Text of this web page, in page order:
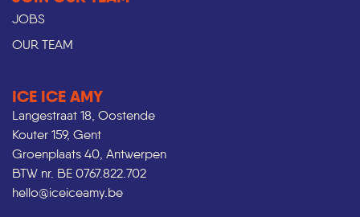
JOBS
OUR TEAM
ICE ICE AMY
Langestraat 18, Oostende
Kouter 159, Gent
Groenplaats 40, Antwerpen
BTW nr. BE 0767.822.702
hello@iceiceamy.be